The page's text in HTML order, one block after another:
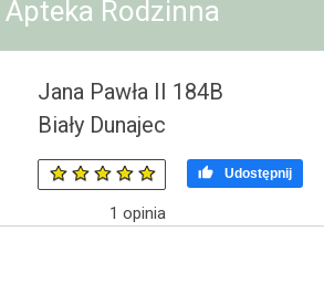
Apteka Rodzinna
Jana Pawła II 184B
Biały Dunajec
1 opinia
 Udostępnij